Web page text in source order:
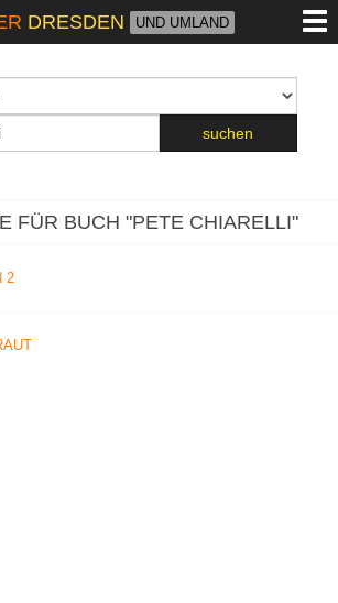
DRESDEN UND UMLAND
suchen
FÜR BUCH "PETE CHIARELLI"
2